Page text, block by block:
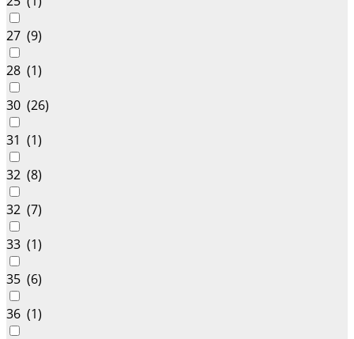
27 (9)
28 (1)
30 (26)
31 (1)
32 (8)
32 (7)
33 (1)
35 (6)
36 (1)